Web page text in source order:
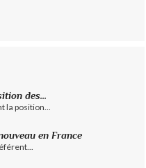
des...
la position...
en France